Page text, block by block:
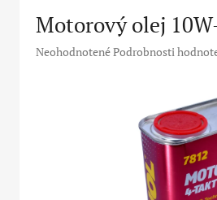
Motorový olej
Priemerné
NeohodnotenéPodrobnosti